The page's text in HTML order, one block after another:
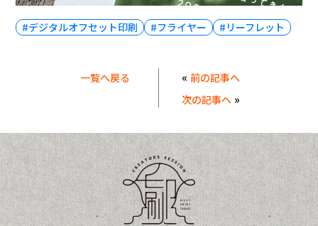
#デジタルオフセット印刷 #フライヤー #リーフレット
一覧へ戻る « 前の記事へ
次の記事へ »